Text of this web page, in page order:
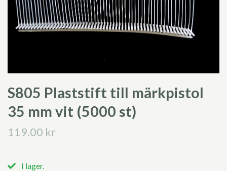
S805 Plaststift till märkpistol
35 mm vit (5000 st)
119.00 kr
I lager.